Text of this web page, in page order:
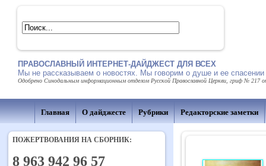
ПРАВОСЛАВНЫЙ ИНТЕРНЕТ-ДАЙДЖЕСТ ДЛЯ ВСЕХ
Мы не рассказываем о новостях. Мы говорим о душе и ее спасении
Одобрено Синодальным информационным отделом Русской Православной Церкви, гриф № 217
Главная О дайджесте Рубрики Редакторские заметки
ПОЖЕРТВОВАНИЯ НА СБОРНИК:
8 963 942 96 57